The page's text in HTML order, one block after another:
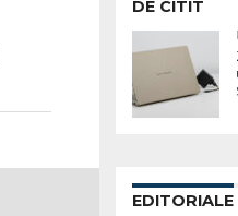
DE CITIT
EDITORIALE